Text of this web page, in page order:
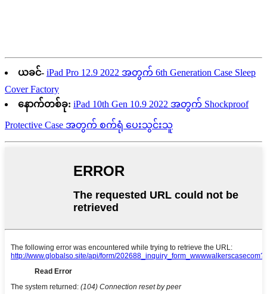
ယခင်- iPad Pro 12.9 2022 အတွက် 6th Generation Case Sleep
Cover Factory
နောက်တစ်ခု: iPad 10th Gen 10.9 2022 အတွက် Shockproof
Protective Case အတွက် စက်ရုံ ပေးသွင်းသူ